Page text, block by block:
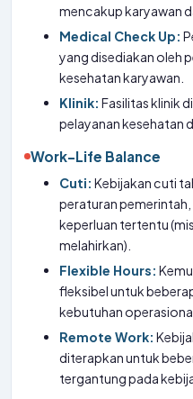
mencakup karyawan
Medical Check Up:
yang disediakan oleh
kesehatan karyawan.
Klinik: Fasilitas klinik
pelayanan kesehatan
Work-Life Balance
Cuti: Kebijakan cuti
peraturan
keperluan tertentu
melahirkan).
Flexible Hours:
fleksibel untuk
kebutuhan
Remote Work:
diterapkan untuk
tergantung pada